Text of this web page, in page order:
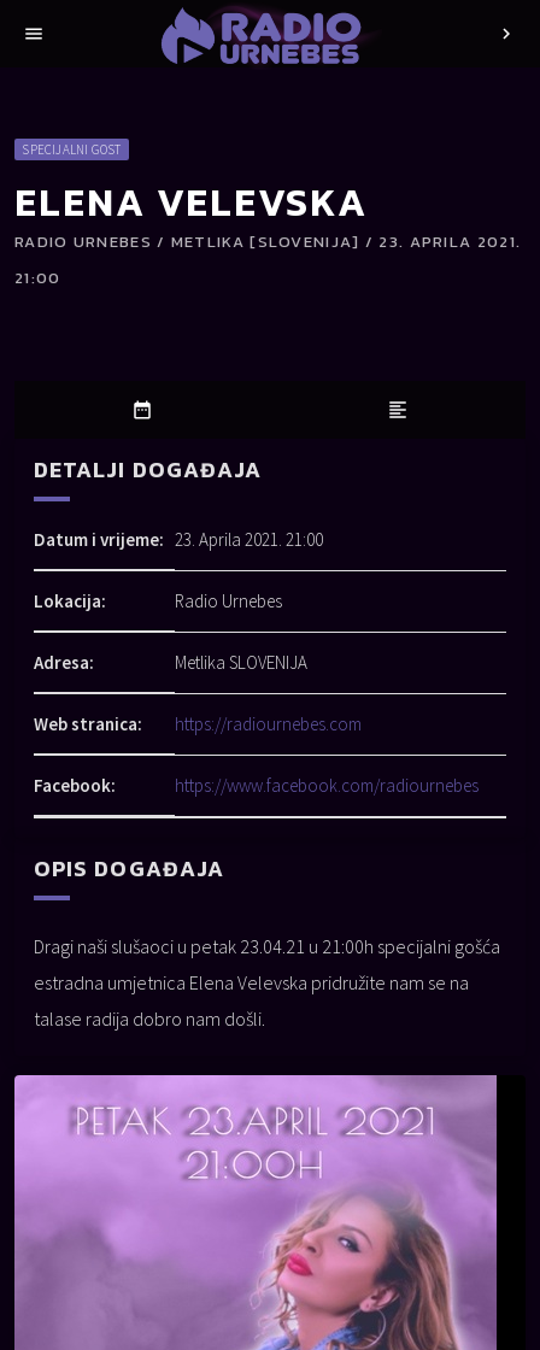
menu chevron_right
SPECIJALNI GOST
ELENA VELEVSKA
RADIO URNEBES / METLIKA [SLOVENIJA] / 23. APRILA 2021.
21:00
date_range format_align_left
DETALJI DOGAĐAJA
Datum i vrijeme: 23. Aprila 2021. 21:00
Lokacija: Radio Urnebes
Adresa: Metlika SLOVENIJA
Web stranica: https://radiournebes.com
Facebook: https://www.facebook.com/radiournebes
OPIS DOGAĐAJA
Dragi naši slušaoci u petak 23.04.21 u 21:00h specijalni gošća
estradna umjetnica Elena Velevska pridružite nam se na
talase radija dobro nam došli.